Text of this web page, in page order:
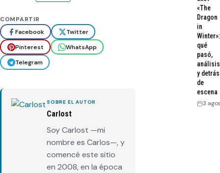
COMPARTIR
Facebook
Twitter
Pinterest
WhatsApp
Telegram
SOBRE EL AUTOR
Carlost
Soy Carlost —mi
nombre es Carlos—, y
comencé este sitio
en 2008, en la época
«The
Dragon
in
Winter»:
qué
pasó,
análisis
y detrás
de
escena
3